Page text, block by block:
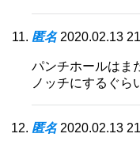
匿名 2020.02.13
パンチホールはま
ノッチにするぐら
匿名 2020.02.13